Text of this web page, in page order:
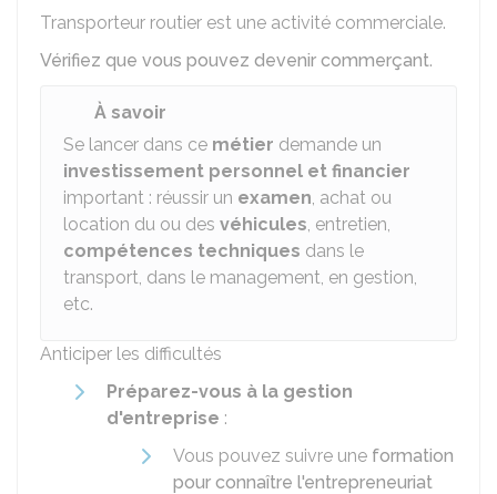
Transporteur routier est une activité commerciale.
Vérifiez que vous pouvez devenir commerçant.
À savoir
Se lancer dans ce métier demande un
investissement personnel et financier
important : réussir un examen, achat ou
location du ou des véhicules, entretien,
compétences techniques dans le
transport, dans le management, en gestion,
etc.
Anticiper les difficultés
Préparez-vous à la gestion
d'entreprise :
Vous pouvez suivre une formation
pour connaître l'entrepreneuriat